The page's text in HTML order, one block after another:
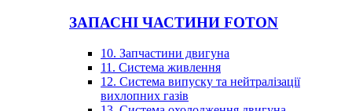
ЗАПАСНІ ЧАСТИНИ FOTON
10. Запчастини двигуна
11. Система живлення
12. Система випуску та нейтралізації
вихлопних газів